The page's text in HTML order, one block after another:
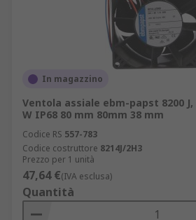
In magazzino
Ventola assiale ebm-papst 8200 J,
W IP68 80 mm 80mm 38 mm
Codice RS 557-783
Codice costruttore 8214J/2H3
Prezzo per 1 unità
47,64 €(IVA esclusa)
Quantità